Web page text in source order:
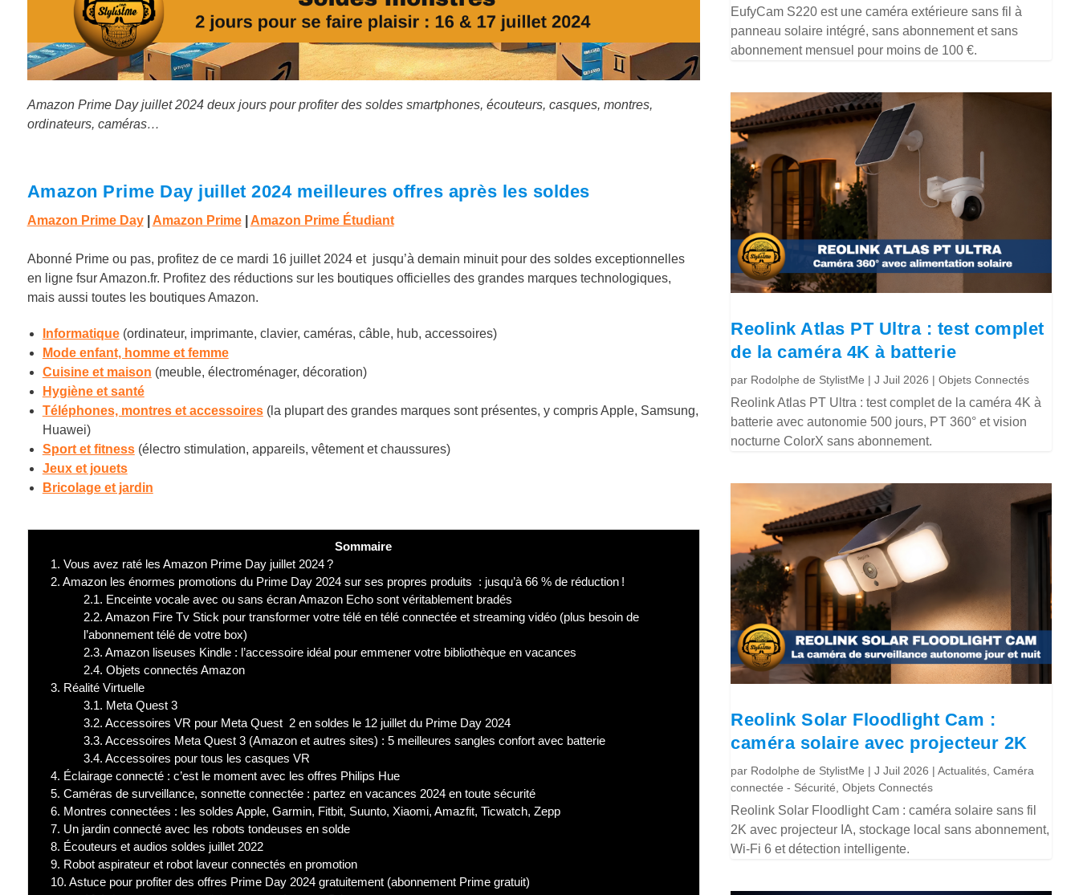
Amazon Prime Day juillet 2024 deux jours pour profiter des soldes smartphones, écouteurs, casques, montres,
ordinateurs, caméras…
Amazon Prime Day juillet 2024 meilleures offres après les soldes
Amazon Prime Day Amazon Prime| Amazon Prime Étudiant
Abonné Prime ou pas, profitez de ce mardi 16 juillet 2024 et jusqu’à demain minuit pour des soldes exceptionnelles
en ligne fsurAmazon.fr. Profitez des réductions sur les boutiques officielles des grandes marques technologiques,
mais aussi toutes les boutiques Amazon.
Informatique(ordinateur, imprimante, clavier, caméras, câble, hub, accessoires)
Mode enfant, homme et femme
Cuisine et maison (meuble, électroménager, décoration)
Hygiène et santé
Téléphones, montres et accessoires(la plupart des grandes marques sont présentes, y compris Apple, Samsung,
Huawei)
Sport et fitness(électro stimulation, appareils, vêtement et chaussures)
Jeux et jouets
Bricolage et jardin
Sommaire
1. Vous avez raté les Amazon Prime Day juillet 2024 ?
2. Amazon les énormes promotions du Prime Day 2024 sur ses propres produits : jusqu’à 66 % de réduction !
2.1. Enceinte vocale avec ou sans écran Amazon Echo sont véritablement bradés
2.2. Amazon Fire Tv Stick pour transformer votre télé en télé connectée et streaming vidéo (plus besoin de
l’abonnement télé de votre box)
2.3. Amazon liseuses Kindle : l’accessoire idéal pour emmener votre bibliothèque en vacances
2.4. Objets connectés Amazon
3. Réalité Virtuelle
3.1. Meta Quest 3
3.2. Accessoires VR pour Meta Quest 2 en soldes le 12 juillet du Prime Day 2024
3.3. Accessoires Meta Quest 3 (Amazon et autres sites) : 5 meilleures sangles confort avec batterie
3.4. Accessoires pour tous les casques VR
4. Éclairage connecté : c’est le moment avec les offres Philips Hue
5. Caméras de surveillance, sonnette connectée : partez en vacances 2024 en toute sécurité
6. Montres connectées : les soldes Apple, Garmin, Fitbit, Suunto, Xiaomi, Amazfit, Ticwatch, Zepp
7. Un jardin connecté avec les robots tondeuses en solde
8. Écouteurs et audios soldes juillet 2022
9. Robot aspirateur et robot laveur connectés en promotion
10. Astuce pour profiter des offres Prime Day 2024 gratuitement (abonnement Prime gratuit)
EufyCam S220 est une caméra extérieure sans fil à
panneau solaire intégré, sans abonnement et sans
abonnement mensuel pour moins de 100 €.
Reolink Atlas PT Ultra : test complet
de la caméra 4K à batterie
par Rodolphe de StylistMe |J Juil 2026 |Objets Connectés
Reolink Atlas PT Ultra : test complet de la caméra 4K à
batterie avec autonomie 500 jours, PT 360° et vision
nocturne ColorX sans abonnement.
Reolink Solar Floodlight Cam :
caméra solaire avec projecteur 2K
par Rodolphe de StylistMe |J Juil 2026 |Actualités ,Caméra
connectée - Sécurité ,Objets Connectés
Reolink Solar Floodlight Cam : caméra solaire sans fil
2K avec projecteur IA, stockage local sans abonnement,
Wi-Fi 6 et détection intelligente.